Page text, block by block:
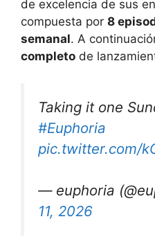
de excelencia de sus
compuesta por 8
semanal. A
completo de
Taking it one
#Euphoria
pic.twitter.com/
— euphoria
11, 2026